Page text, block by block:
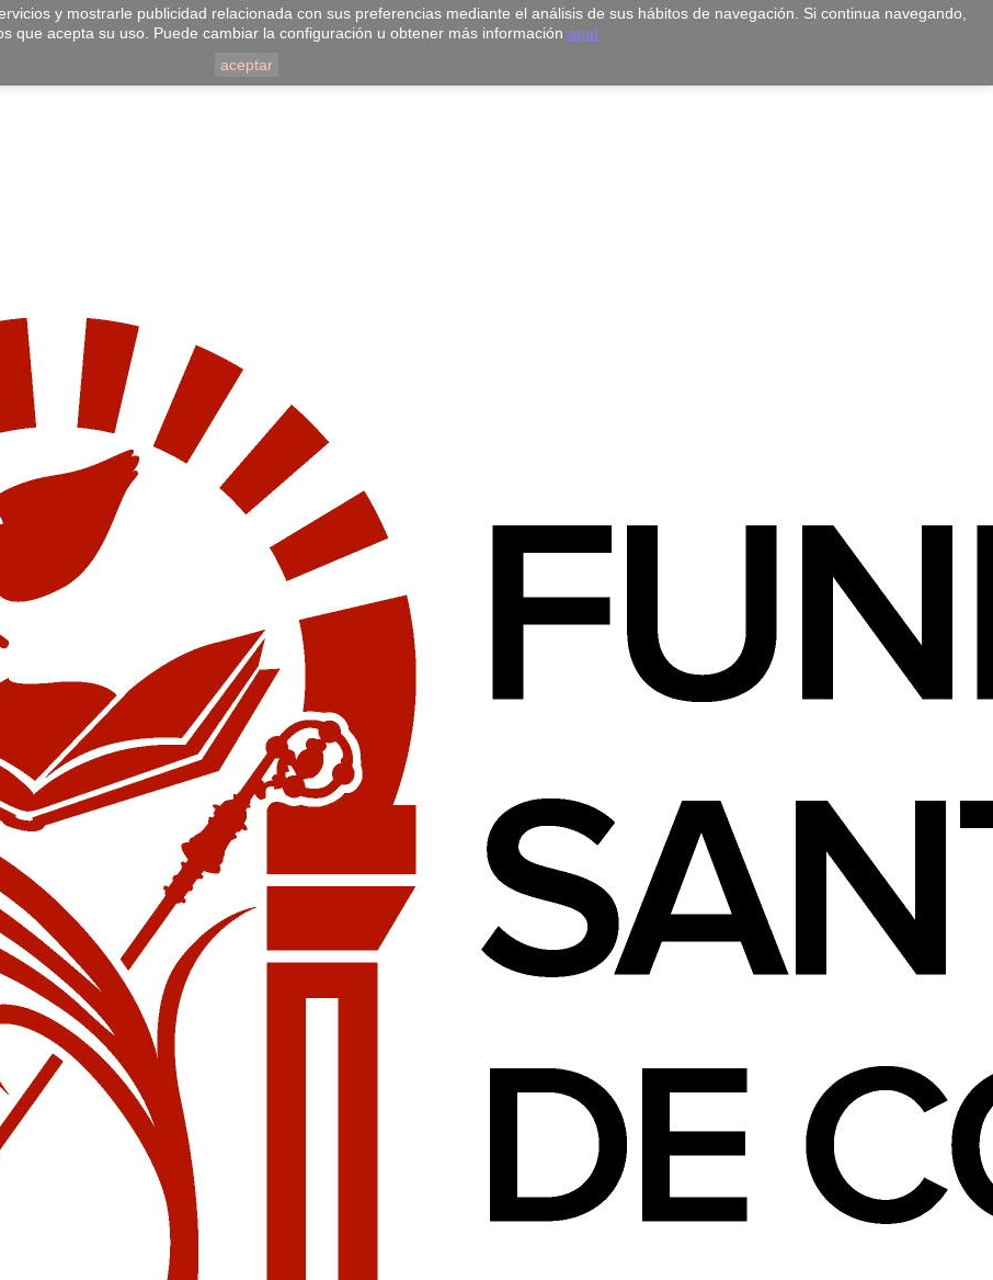
y mostrarle publicidad relacionada con sus preferencias mediante el análisis de sus hábitos de navegación. Si continua navegando,
que acepta su uso. Puede cambiar la configuración u obtener más información aquí
aceptar